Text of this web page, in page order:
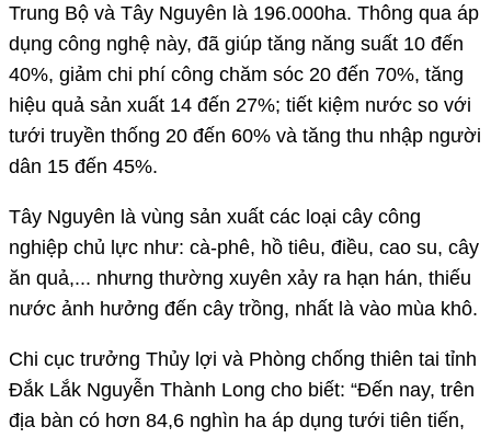
Trung Bộ và Tây Nguyên là 196.000ha. Thông qua áp
dụng công nghệ này, đã giúp tăng năng suất 10 đến
40%, giảm chi phí công chăm sóc 20 đến 70%, tăng
hiệu quả sản xuất 14 đến 27%; tiết kiệm nước so với
tưới truyền thống 20 đến 60% và tăng thu nhập người
dân 15 đến 45%.
Tây Nguyên là vùng sản xuất các loại cây công
nghiệp chủ lực như: cà-phê, hồ tiêu, điều, cao su, cây
ăn quả,... nhưng thường xuyên xảy ra hạn hán, thiếu
nước ảnh hưởng đến cây trồng, nhất là vào mùa khô.
Chi cục trưởng Thủy lợi và Phòng chống thiên tai tỉnh
Đắk Lắk Nguyễn Thành Long cho biết: “Đến nay, trên
địa bàn có hơn 84,6 nghìn ha áp dụng tưới tiên tiến,